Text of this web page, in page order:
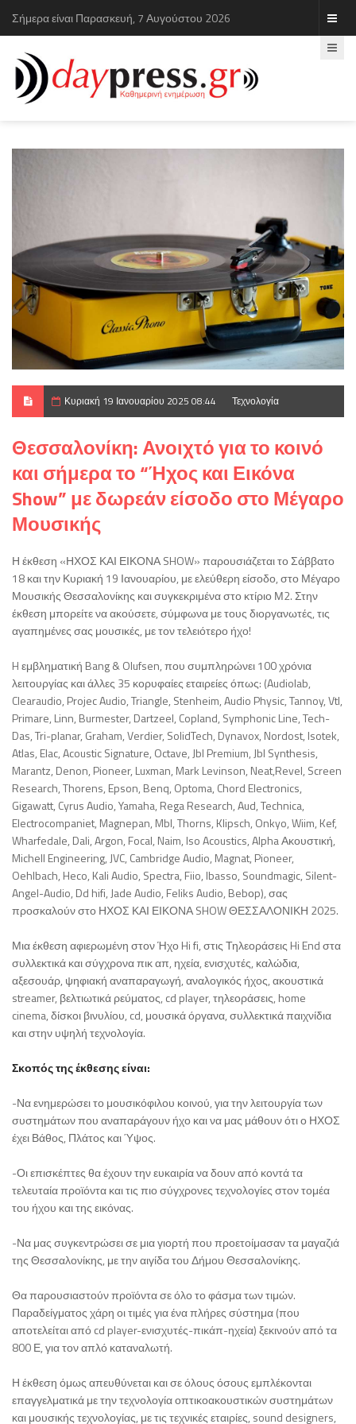
Σήμερα είναι Παρασκευή, 7 Αυγούστου 2026
Κυριακή 19 Ιανουαρίου 2025 08:44 Τεχνολογία
Θεσσαλονίκη: Ανοιχτό για το κοινό
και σήμερα το “Ήχος και Εικόνα
Show” με δωρεάν είσοδο στο Μέγαρο
Μουσικής
Η έκθεση «ΗΧΟΣ ΚΑΙ ΕΙΚΟΝΑ SHOW» παρουσιάζεται το Σάββατο
18 και την Κυριακή 19 Ιανουαρίου, με ελεύθερη είσοδο, στο Μέγαρο
Μουσικής Θεσσαλονίκης και συγκεκριμένα στο κτίριο Μ2. Στην
έκθεση μπορείτε να ακούσετε, σύμφωνα με τους διοργανωτές, τις
αγαπημένες σας μουσικές, με τον τελειότερο ήχο!
H εμβληματική Bang & Olufsen, που συμπληρώνει 100 χρόνια
λειτουργίας και άλλες 35 κορυφαίες εταιρείες όπως: (Audiolab,
Clearaudio, Projec Audio, Triangle, Stenheim, Audio Physic, Tannoy, Vtl,
Primare, Linn, Burmester, Dartzeel, Copland, Symphonic Line, Tech-
Das, Tri-planar, Graham, Verdier, SolidTech, Dynavox, Nordost, Isotek,
Atlas, Elac, Acoustic Signature, Octave, Jbl Premium, Jbl Synthesis,
Marantz, Denon, Pioneer, Luxman, Mark Levinson, Neat,Revel, Screen
Research, Thorens, Epson, Benq, Optoma, Chord Electronics,
Gigawatt, Cyrus Audio, Yamaha, Rega Research, Aud, Technica,
Electrocompaniet, Magnepan, Mbl, Thorns, Klipsch, Onkyo, Wiim, Kef,
Wharfedale, Dali, Argon, Focal, Naim, Iso Acoustics, Alpha Ακουστική,
Michell Engineering, JVC, Cambridge Audio, Magnat, Pioneer,
Oehlbach, Heco, Kali Audio, Spectra, Fiio, Ibasso, Soundmagic, Silent-
Angel-Audio, Dd hifi, Jade Audio, Feliks Audio, Bebοp), σας
προσκαλούν στο ΗΧΟΣ ΚΑΙ ΕΙΚΟΝΑ SHOW ΘΕΣΣΑΛΟΝΙΚΗ 2025.
Μια έκθεση αφιερωμένη στον Ήχο Hi fi, στις Τηλεοράσεις Hi End στα
συλλεκτικά και σύγχρονα πικ απ, ηχεία, ενισχυτές, καλώδια,
αξεσουάρ, ψηφιακή αναπαραγωγή, αναλογικός ήχος, ακουστικά
streamer, βελτιωτικά ρεύματος, cd player, τηλεοράσεις, home
cinema, δίσκοι βινυλίου, cd, μουσικά όργανα, συλλεκτικά παιχνίδια
και στην υψηλή τεχνολογία.
Σκοπός της έκθεσης είναι:
-Να ενημερώσει το μουσικόφιλου κοινού, για την λειτουργία των
συστημάτων που αναπαράγουν ήχο και να μας μάθουν ότι ο ΗΧΟΣ
έχει Βάθος, Πλάτος και Ύψος.
-Οι επισκέπτες θα έχουν την ευκαιρία να δουν από κοντά τα
τελευταία προϊόντα και τις πιο σύγχρονες τεχνολογίες στον τομέα
του ήχου και της εικόνας.
-Να μας συγκεντρώσει σε μια γιορτή που προετοίμασαν τα μαγαζιά
της Θεσσαλονίκης, με την αιγίδα του Δήμου Θεσσαλονίκης.
Θα παρουσιαστούν προϊόντα σε όλο το φάσμα των τιμών.
Παραδείγματος χάρη οι τιμές για ένα πλήρες σύστημα (που
αποτελείται από cd player-ενισχυτές-πικάπ-ηχεία) ξεκινούν από τα
800 Ε, για τον απλό καταναλωτή.
Η έκθεση όμως απευθύνεται και σε όλους όσους εμπλέκονται
επαγγελματικά με την τεχνολογία οπτικοακουστικών συστημάτων
και μουσικής τεχνολογίας, με τις τεχνικές εταιρίες, sound designers,